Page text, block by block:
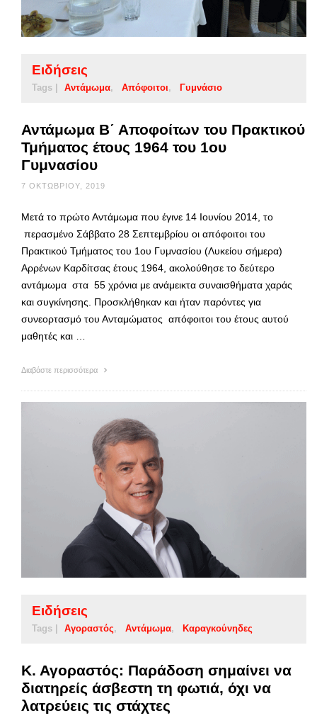
Ειδήσεις
Tags | Αντάμωμα Απόφοιτοι Γυμνάσιο
Αντάμωμα Β΄ Αποφοίτων του Πρακτικού
Τμήματος έτους 1964 του 1ου
Γυμνασίου
7 ΟΚΤΩΒΡΊΟΥ, 2019
Μετά το πρώτο Αντάμωμα που έγινε 14 Ιουνίου 2014, το
περασμένο Σάββατο 28 Σεπτεμβρίου οι απόφοιτοι του
Πρακτικού Τμήματος του 1ου Γυμνασίου (Λυκείου σήμερα)
Αρρένων Καρδίτσας έτους 1964, ακολούθησε το δεύτερο
αντάμωμα στα 55 χρόνια με ανάμεικτα συναισθήματα χαράς
και συγκίνησης. Προσκλήθηκαν και ήταν παρόντες για
συνεορτασμό του Ανταμώματος απόφοιτοι του έτους αυτού
μαθητές και …
Διαβάστε περισσότερα
Ειδήσεις
Tags | Αγοραστός Αντάμωμα Καραγκούνηδες
Κ. Αγοραστός: Παράδοση σημαίνει να
διατηρείς άσβεστη τη φωτιά, όχι να
λατρεύεις τις στάχτες